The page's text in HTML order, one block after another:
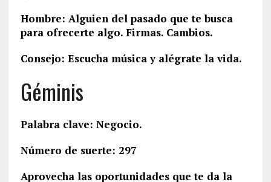
Hombre: Alguien del pasado que te busca
para ofrecerte algo. Firmas. Cambios.
Consejo: Escucha música y alégrate la vida.
Géminis
Palabra clave: Negocio.
Número de suerte: 297
Aprovecha las oportunidades que te da la